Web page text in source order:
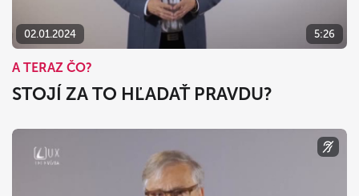
02.01.2024 5:26
A TERAZ ČO?
STOJÍ ZA TO HĽADAŤ PRAVDU?